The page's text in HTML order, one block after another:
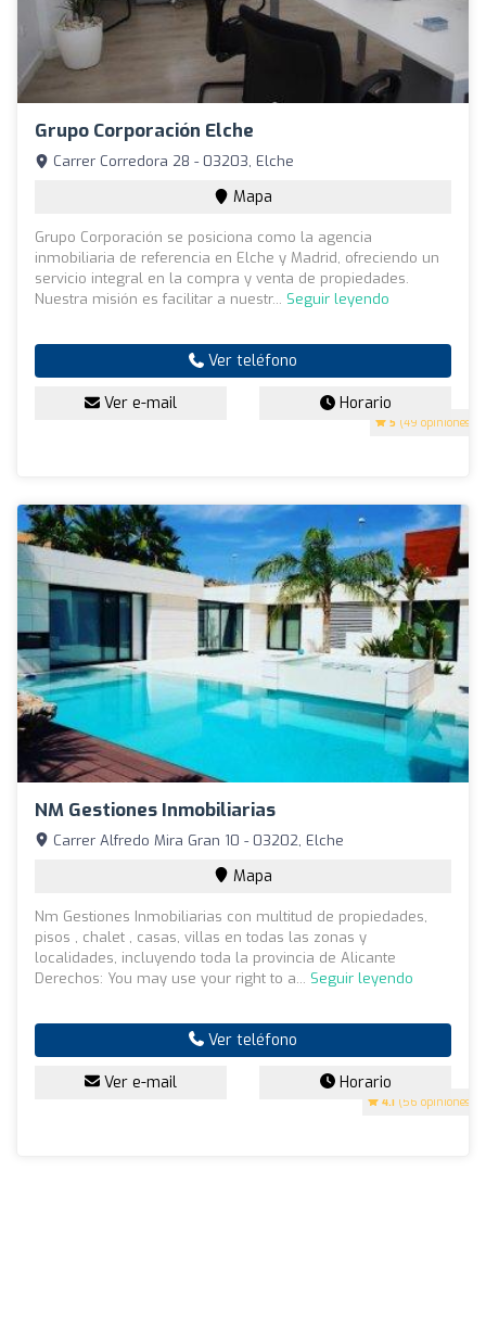
Grupo Corporación Elche
5 (49 opiniones)
Carrer Corredora 28 - 03203, Elche
Mapa
Grupo Corporación se posiciona como la agencia
inmobiliaria de referencia en Elche y Madrid, ofreciendo un
servicio integral en la compra y venta de propiedades.
Nuestra misión es facilitar a nuestr... Seguir leyendo
Ver teléfono
Ver e-mail Horario
NM Gestiones Inmobiliarias
4.1 (56 opiniones)
Carrer Alfredo Mira Gran 10 - 03202, Elche
Mapa
Nm Gestiones Inmobiliarias con multitud de propiedades,
pisos , chalet , casas, villas en todas las zonas y
localidades, incluyendo toda la provincia de Alicante
Derechos: You may use your right to a... Seguir leyendo
Ver teléfono
Ver e-mail Horario